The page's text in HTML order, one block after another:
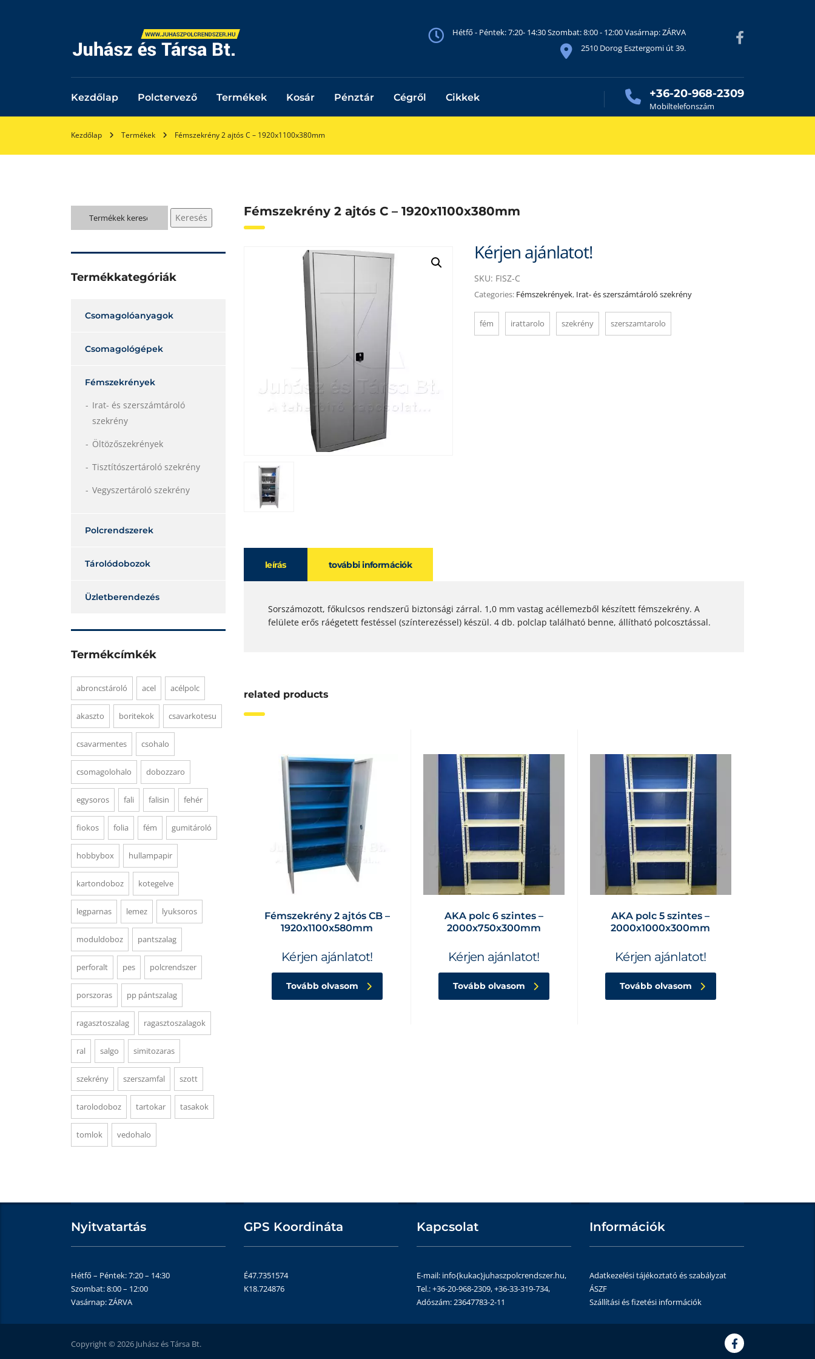
Hétfő - Péntek: 7:20- 14:30 Szombat: 8:00 - 12:00 Vasárnap: ZÁRVA
2510 Dorog Esztergomi út 39.
Kezdőlap Polctervező Termékek Kosár Pénztár Cégről Cikkek +36-20-968-2309
Mobiltelefonszám
Kezdőlap Termékek Fémszekrény 2 ajtós C – 1920x1100x380mm
Fémszekrény 2 ajtós C – 1920x1100x380mm
Kérjen ajánlatot!
SKU: FISZ-C
Categories: Fémszekrények, Irat- és szerszámtároló szekrény
fém irattarolo szekrény szerszamtarolo
leírás további információk
Sorszámozott, főkulcsos rendszerű biztonsági zárral. 1,0 mm vastag acéllemezből készített fémszekrény. A
felülete erős ráégetett festéssel (színterezéssel) készül. 4 db. polclap található benne, állítható polcosztással.
related products
Fémszekrény 2 ajtós CB –
1920x1100x580mm
Kérjen ajánlatot!
Tovább olvasom
AKA polc 6 szintes –
2000x750x300mm
Kérjen ajánlatot!
Tovább olvasom
AKA polc 5 szintes –
2000x1000x300mm
Kérjen ajánlatot!
Tovább olvasom
Keresés
a
Keresés
Termékkategóriák
Csomagolóanyagok
Csomagológépek
Fémszekrények
Irat- és szerszámtároló
szekrény
Öltözőszekrények
Tisztítószertároló szekrény
Vegyszertároló szekrény
Polcrendszerek
Tárolódobozok
Üzletberendezés
Termékcímkék
abroncstároló acel acélpolc
akaszto boritekok csavarkotesu
csavarmentes csohalo
csomagolohalo dobozzaro
egysoros fali falisin fehér
fiokos folia fém gumitároló
hobbybox hullampapir
kartondoboz kotegelve
legparnas lemez lyuksoros
moduldoboz pantszalag
perforalt pes polcrendszer
porszoras pp pántszalag
ragasztoszalag ragasztoszalagok
ral salgo simitozaras
szekrény szerszamfal szott
tarolodoboz tartokar tasakok
tomlok vedohalo
Nyitvatartás
Hétfő – Péntek: 7:20 – 14:30
Szombat: 8:00 – 12:00
Vasárnap: ZÁRVA
GPS Koordináta
É47.7351574
K18.724876
Kapcsolat
E-mail: info{kukac}juhaszpolcrendszer.hu,
Tel.: +36-20-968-2309, +36-33-319-734,
Adószám: 23647783-2-11
Információk
Adatkezelési tájékoztató és szabályzat
ÁSZF
Szállítási és fizetési információk
Copyright © 2026 Juhász és Társa Bt.